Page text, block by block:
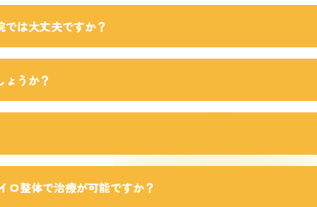
は大丈夫ですか？
うか？
ロ整体で治療が可能ですか？